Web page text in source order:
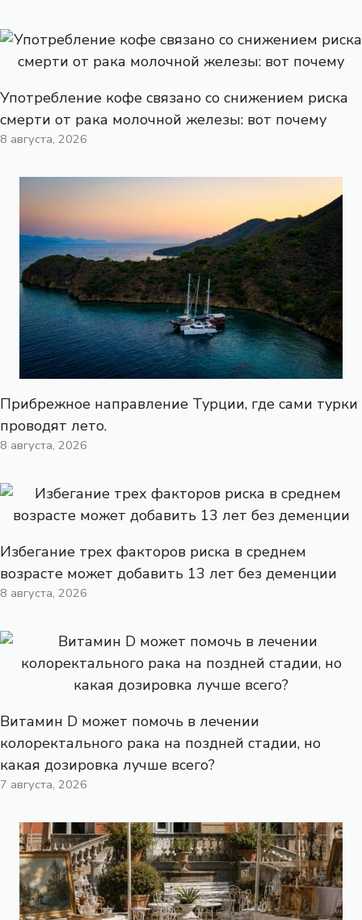
Употребление кофе связано со снижением риска
смерти от рака молочной железы: вот почему
8 августа, 2026
Прибрежное направление Турции, где сами турки
проводят лето.
8 августа, 2026
Избегание трех факторов риска в среднем
возрасте может добавить 13 лет без деменции
8 августа, 2026
Витамин D может помочь в лечении
колоректального рака на поздней стадии, но
какая дозировка лучше всего?
7 августа, 2026